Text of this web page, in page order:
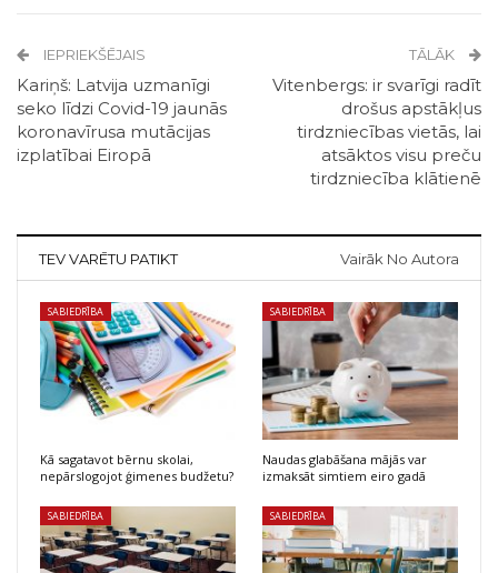
IEPRIEKŠĒJAIS
Kariņš: Latvija uzmanīgi
seko līdzi Covid-19 jaunās
koronavīrusa mutācijas
izplatībai Eiropā
TĀLĀK
Vitenbergs: ir svarīgi radīt
drošus apstākļus
tirdzniecības vietās, lai
atsāktos visu preču
tirdzniecība klātienē
TEV VARĒTU PATIKT Vairāk No Autora
SABIEDRĪBA
Kā sagatavot bērnu skolai,
nepārslogojot ģimenes budžetu?
SABIEDRĪBA
Naudas glabāšana mājās var
izmaksāt simtiem eiro gadā
SABIEDRĪBA SABIEDRĪBA